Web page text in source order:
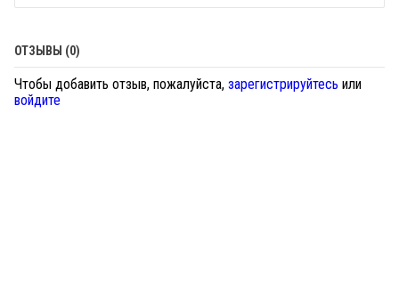
ОТЗЫВЫ (0)
Чтобы добавить отзыв, пожалуйста, зарегистрируйтесь или
войдите